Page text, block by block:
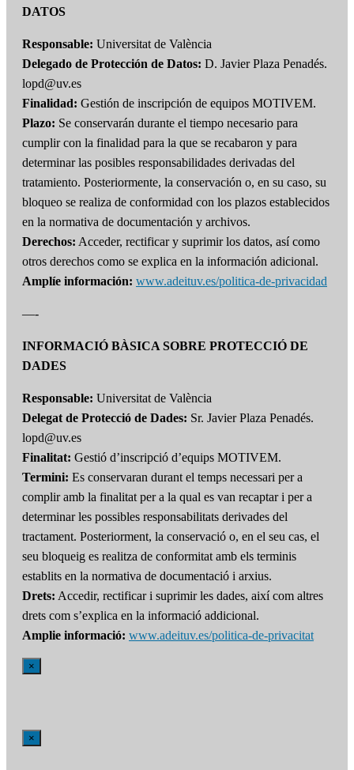
DATOS
Responsable: Universitat de València
Delegado de Protección de Datos: D. Javier Plaza Penadés.
lopd@uv.es
Finalidad: Gestión de inscripción de equipos MOTIVEM.
Plazo: Se conservarán durante el tiempo necesario para
cumplir con la finalidad para la que se recabaron y para
determinar las posibles responsabilidades derivadas del
tratamiento. Posteriormente, la conservación o, en su caso, su
bloqueo se realiza de conformidad con los plazos establecidos
en la normativa de documentación y archivos.
Derechos: Acceder, rectificar y suprimir los datos, así como
otros derechos como se explica en la información adicional.
Amplíe información: www.adeituv.es/politica-de-privacidad
—-
INFORMACIÓ BÀSICA SOBRE PROTECCIÓ DE
DADES
Responsable: Universitat de València
Delegat de Protecció de Dades: Sr. Javier Plaza Penadés.
lopd@uv.es
Finalitat: Gestió d’inscripció d’equips MOTIVEM.
Termini: Es conservaran durant el temps necessari per a
complir amb la finalitat per a la qual es van recaptar i per a
determinar les possibles responsabilitats derivades del
tractament. Posteriorment, la conservació o, en el seu cas, el
seu bloqueig es realitza de conformitat amb els terminis
establits en la normativa de documentació i arxius.
Drets: Accedir, rectificar i suprimir les dades, així com altres
drets com s’explica en la informació addicional.
Amplie informació: www.adeituv.es/politica-de-privacitat
×
×